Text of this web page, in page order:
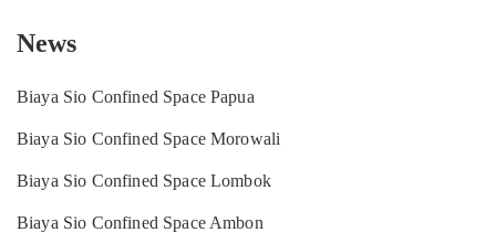
News
Biaya Sio Confined Space Papua
Biaya Sio Confined Space Morowali
Biaya Sio Confined Space Lombok
Biaya Sio Confined Space Ambon